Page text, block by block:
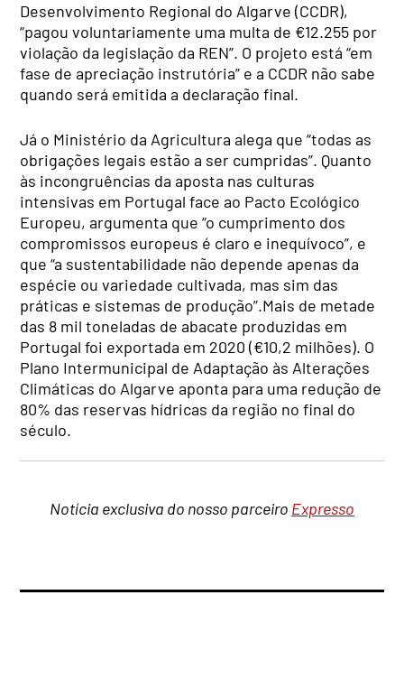
Desenvolvimento Regio­nal do Algarve (CCDR),
“pagou voluntariamente uma multa de €12.255 por
violação da legislação da REN”. O projeto está “em
fase de apreciação instrutória” e a CCDR não sabe
quando será emitida a declaração final.
Já o Ministério da Agricultura alega que “todas as
obrigações legais estão a ser cumpridas”. Quanto
às incongruências da aposta nas culturas
intensivas em Portugal face ao Pacto Ecológico
Europeu, argumenta que “o cumprimento dos
compromissos europeus é claro e inequívoco”, e
que “a sustentabilidade não depende apenas da
espécie ou variedade cultivada, mas sim das
práticas e sistemas de produção”.Mais de metade
das 8 mil toneladas de abacate produzidas em
Portugal foi exportada em 2020 (€10,2 milhões). O
Plano Intermunicipal de Adaptação às Alterações
Climáticas do Algarve aponta para uma redução de
80% das reservas hídricas da região no final do
século.
Notícia exclusiva do nosso parceiro Expresso